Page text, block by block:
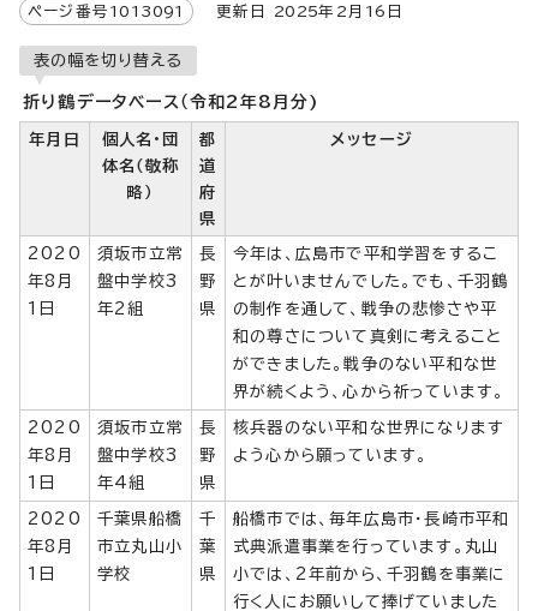
ページ番号 1013091 更新日 2025年2月 16 日
表の幅を切り替える
折り鶴データベース（令和2年8月分)
年月日
個人名・団
体名（敬称
略）
都
道
府
県
メッセージ
2020
年8月
1日
須坂市立常
盤中学校3
年2組
長
野
県
今年は、広島市で平和学習をするこ
とが叶いませんでした。でも、千羽鶴
の制作を通して、戦争の悲惨さや平
和の尊さについて真剣に考えること
ができました。戦争のない平和な世
界が続くよう、心から祈っています。
2020
年8月
1日
須坂市立常
盤中学校3
年4組
長
野
県
核兵器のない平和な世界になります
よう心から願っています。
2020
年8月
1日
千葉県船橋
市立丸山小
学校
千
葉
県
船橋市では、毎年広島市・長崎市平和
式典派遣事業を行っています。丸山
小では、2年前から、千羽鶴を事業に
行く人にお願いして捧げていました